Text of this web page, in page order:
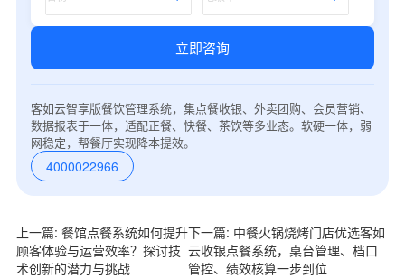
立即咨询
客如云智享版餐饮管理系统，集点餐收银、外卖团购、会员营销、
数据报表于一体，适配正餐、快餐、茶饮等多业态。软硬一体，弱
网稳定，帮餐厅实现降本提效。
4000022966
上一篇: 餐馆点餐系统如何提升
顾客体验与运营效率？探讨技
术创新的潜力与挑战
下一篇: 中餐火锅烧烤门店优选客如
云收银点餐系统，桌台管理、档口
管控、绩效核算一步到位